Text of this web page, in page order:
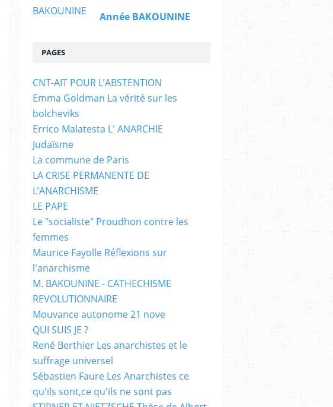
Année BAKOUNINE
PAGES
CNT-AIT POUR L’ABSTENTION
Emma Goldman La vérité sur les
bolcheviks
Errico Malatesta L' ANARCHIE
Judaïsme
La commune de Paris
LA CRISE PERMANENTE DE
L’ANARCHISME
LE PAPE
Le "socialiste" Proudhon contre les
femmes
Maurice Fayolle Réflexions sur
l'anarchisme
M. BAKOUNINE - CATHECHISME
REVOLUTIONNAIRE
Mouvance autonome 21 nove
QUI SUIS JE ?
René Berthier Les anarchistes et le
suffrage universel
Sébastien Faure Les Anarchistes ce
qu'ils sont,ce qu'ils ne sont pas